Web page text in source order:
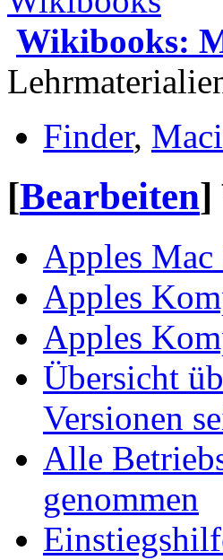
Wikibooks:
Finder,
[Bearbeiten]
Apples Mac
Apples
Apples
Übersicht
Versionen
Alle
genommen